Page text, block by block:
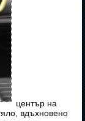
център на
вдъхновено